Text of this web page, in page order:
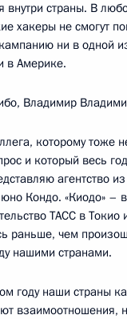
внутри страны. В
хакеры не смогут
ни в одной
в Америке.
Владимир
которому тоже
и который весь
агентство
Кондо. «Киодо» –
ТАСС в Токио
раньше, чем
нашими странами.
году наши страны
взаимоотношения,